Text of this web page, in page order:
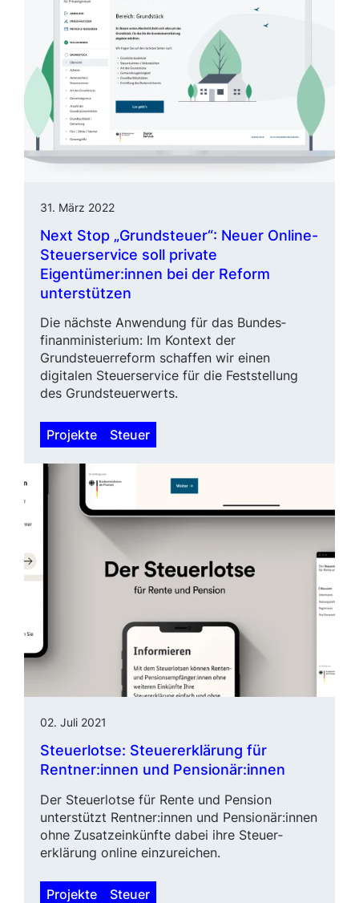
31. März 2022
Next Stop „Grundsteuer“: Neuer Online-
Steuerservice soll private
Eigentümer:innen bei der Reform
unterstützen
Die nächste Anwendung für das Bun­des­
finanministerium: Im Kontext der
Grundsteuerreform schaffen wir einen
digitalen Steu­er­service für die Feststellung
des Grund­steuerwerts.
Projekte Steuer
02. Juli 2021
Steuerlotse: Steuer­erklä­rung für
Rentner:innen und Pensionär:innen
Der Steuerlotse für Rente und Pension
unterstützt Rentner:innen und Pensionär:innen
ohne Zusatz­einkünfte dabei ihre Steuer­
erklärung online einzureichen.
Projekte Steuer